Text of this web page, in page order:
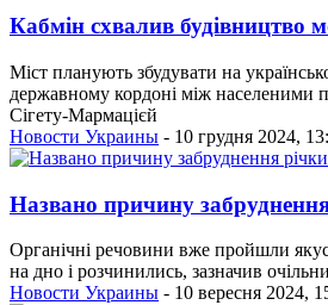
Кабмін схвалив будівництво
Міст планують збудувати на
державному кордоні між населеними
Сігету-Мармацієй
Новости Украины - 10 грудня 2024,
Названо причину
Органічні речовини вже пройшли
на дно і розчинились, зазначив
Новости Украины - 10 вересня 2024,